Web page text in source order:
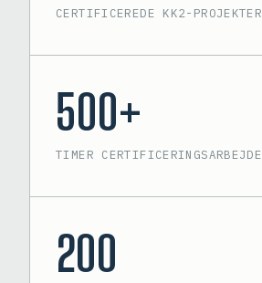
CERTIFICEREDE KK2-PROJEKTER
500+
TIMER CERTIFICERINGSARBEJDE
200